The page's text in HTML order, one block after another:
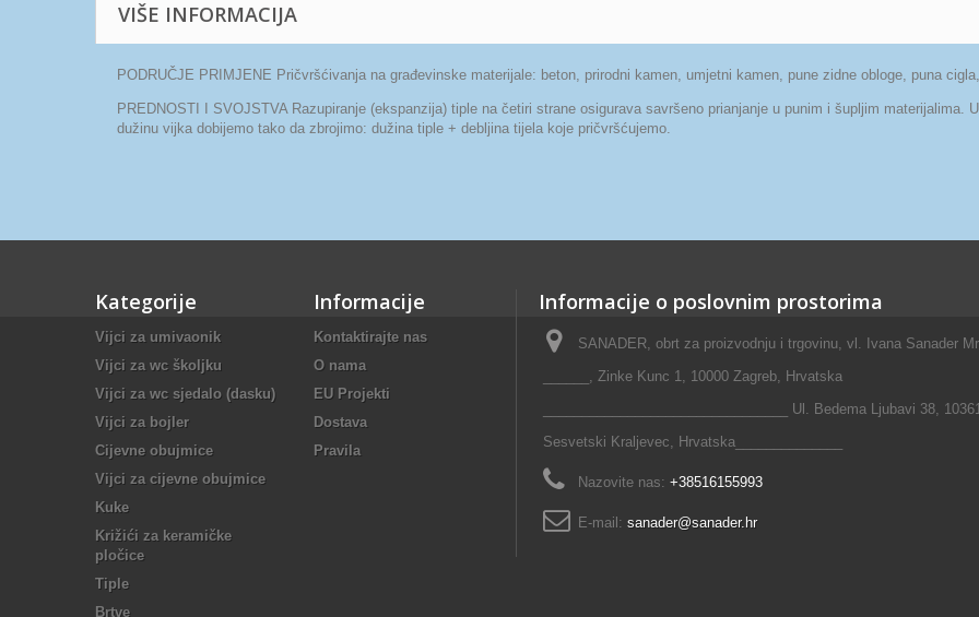
VIŠE INFORMACIJA
PODRUČJE PRIMJENE Pričvršćivanja na građevinske materijale: beton, prirodni kamen, umjetni kamen, pune zidne obloge, puna
PREDNOSTI I SVOJSTVA Razupiranje (ekspanzija) tiple na četiri strane osigurava savršeno prianjanje u punim i šupljim
dužinu vijka dobijemo tako da zbrojimo: dužina tiple + debljina tijela koje pričvršćujemo.
Kategorije
Vijci za umivaonik
Vijci za wc školjku
Vijci za wc sjedalo (dasku)
Vijci za bojler
Cijevne obujmice
Vijci za cijevne obujmice
Kuke
Križići za keramičke
pločice
Tiple
Brtve
Informacije
Kontaktirajte nas
O nama
EU Projekti
Dostava
Pravila
Informacije o poslovnim prostorima
SANADER, obrt za proizvodnju i trgovinu, vl. Ivana Sanader
______, Zinke Kunc 1, 10000 Zagreb, Hrvatska
________________________________ Ul. Bedema Ljubavi 38,
Sesvetski Kraljevec, Hrvatska______________
Nazovite nas: +38516155993
E-mail: sanader@sanader.hr